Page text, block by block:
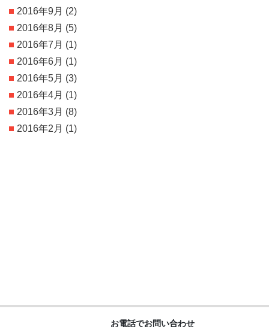
2016年9月 (2)
2016年8月 (5)
2016年7月 (1)
2016年6月 (1)
2016年5月 (3)
2016年4月 (1)
2016年3月 (8)
2016年2月 (1)
お電話でお問い合わせ